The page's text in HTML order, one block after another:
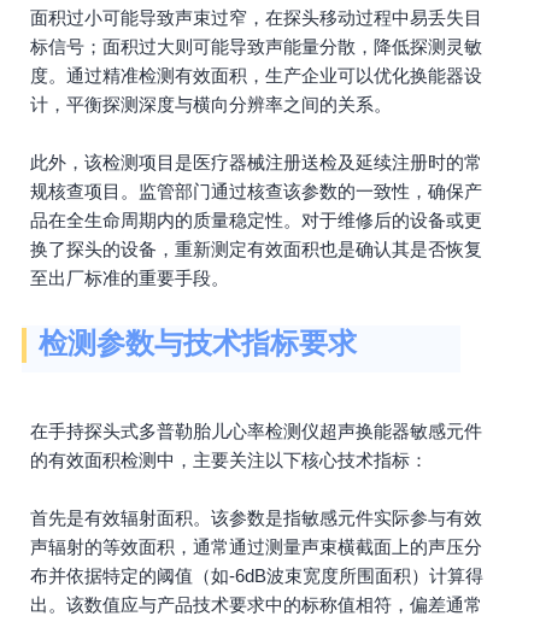
面积过小可能导致声束过窄，在探头移动过程中易丢失目
标信号；面积过大则可能导致声能量分散，降低探测灵敏
度。通过精准检测有效面积，生产企业可以优化换能器设
计，平衡探测深度与横向分辨率之间的关系。
此外，该检测项目是医疗器械注册送检及延续注册时的常
规核查项目。监管部门通过核查该参数的一致性，确保产
品在全生命周期内的质量稳定性。对于维修后的设备或更
换了探头的设备，重新测定有效面积也是确认其是否恢复
至出厂标准的重要手段。
检测参数与技术指标要求
在手持探头式多普勒胎儿心率检测仪超声换能器敏感元件
的有效面积检测中，主要关注以下核心技术指标：
首先是有效辐射面积。该参数是指敏感元件实际参与有效
声辐射的等效面积，通常通过测量声束横截面上的声压分
布并依据特定的阈值（如-6dB波束宽度所围面积）计算得
出。该数值应与产品技术要求中的标称值相符，偏差通常